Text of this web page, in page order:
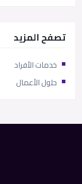
تصفح المزيد
خدمات الأفراد
حلول الأعمال